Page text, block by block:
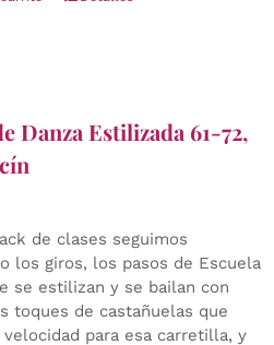
Danza Estilizada 61-72,
de clases seguimos
los giros, los pasos de Escuela
se estilizan y se bailan con
toques de castañuelas que
velocidad para esa carretilla, y